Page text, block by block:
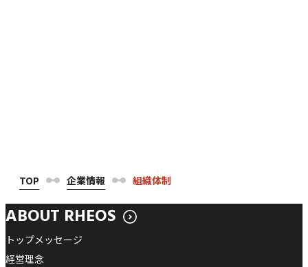
TOP 企業情報 組織体制
ABOUT RHEOS
トップメッセージ
経営理念